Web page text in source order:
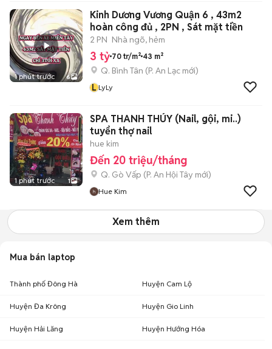
1 phút trước 6
Kinh Dương Vương Quận 6 , 43m2
hoàn công đủ , 2PN , Sát mặt tiền
2 PN Nhà ngõ, hẻm
3 tỷ 70 tr/m² 43 m²
Q. Bình Tân (P. An Lạc mới)
L LyLy
1 phút trước 1
SPA THANH THÚY (Nail, gội, mi..)
tuyển thợ nail
hue kim
Đến 20 triệu/tháng
Q. Gò Vấp (P. An Hội Tây mới)
Hue Kim
Xem thêm
Mua bán laptop
Thành phố Đông Hà Huyện Cam Lộ
Huyện Đa Krông Huyện Gio Linh
Huyện Hải Lăng Huyện Hướng Hóa